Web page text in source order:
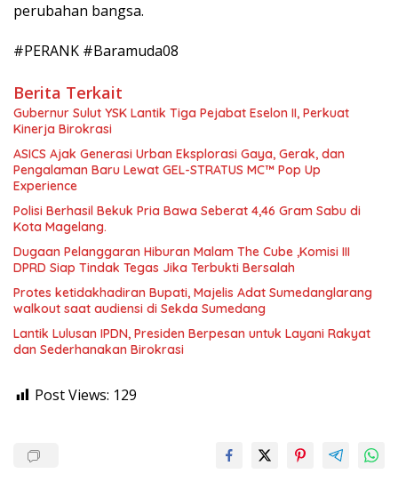
perubahan bangsa.
#PERANK #Baramuda08
Berita Terkait
Gubernur Sulut YSK Lantik Tiga Pejabat Eselon II, Perkuat
Kinerja Birokrasi
ASICS Ajak Generasi Urban Eksplorasi Gaya, Gerak, dan
Pengalaman Baru Lewat GEL-STRATUS MC™ Pop Up
Experience
Polisi Berhasil Bekuk Pria Bawa Seberat 4,46 Gram Sabu di
Kota Magelang.
Dugaan Pelanggaran Hiburan Malam The Cube ,Komisi III
DPRD Siap Tindak Tegas Jika Terbukti Bersalah
Protes ketidakhadiran Bupati, Majelis Adat Sumedanglarang
walkout saat audiensi di Sekda Sumedang
Lantik Lulusan IPDN, Presiden Berpesan untuk Layani Rakyat
dan Sederhanakan Birokrasi
Post Views: 129